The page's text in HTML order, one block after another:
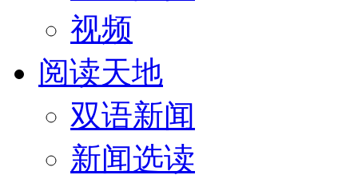
视频
阅读天地
双语新闻
新闻选读